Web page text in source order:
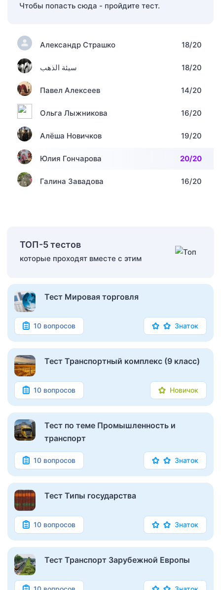
Чтобы попасть сюда - пройдите тест.
Александр Страшко 18/20
سيئة الذهب 18/20
Павел Алексеев 14/20
Ольга Лыжникова 16/20
Алёша Новичков 19/20
Юлия Гончарова 20/20
Галина Завадова 16/20
ТОП-5 тестов
которые проходят вместе с этим
Тест Мировая торговля
10 вопросов Знаток
Тест Транспортный комплекс (9 класс)
10 вопросов Новичок
Тест по теме Промышленность и
транспорт
10 вопросов Знаток
Тест Типы государства
10 вопросов Знаток
Тест Транспорт Зарубежной Европы